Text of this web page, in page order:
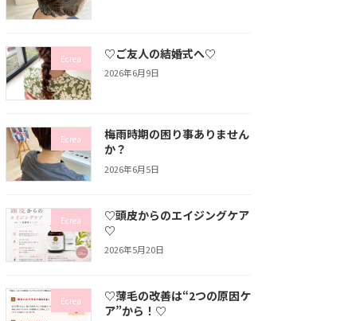
Ecrea ♡ご友人の結婚式へ♡
2026年6月9日
Ecrea
梅雨時期の困り事ありません
か？
2026年6月5日
Ecrea
♡頭皮からのエイジングケア
♡
2026年5月20日
Ecrea
♡薄毛の改善は“2つの原因ケ
ア”から！♡